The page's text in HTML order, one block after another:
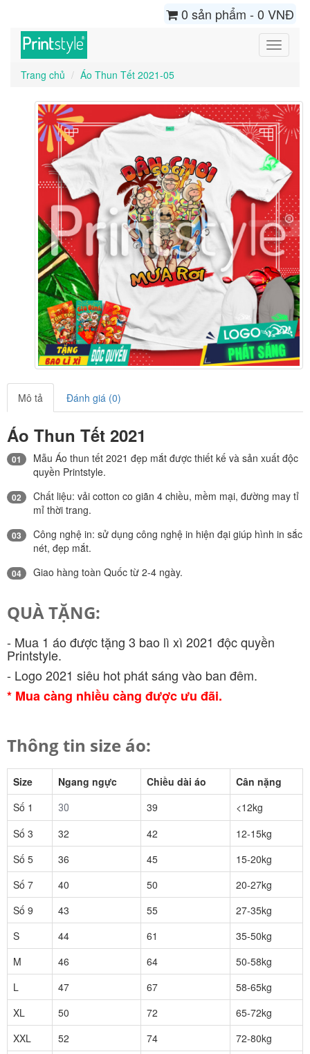
0 sản phẩm - 0 VNĐ
Toggle
Trang chủ
Áo Thun Tết 2021-05
Mô tả Đánh giá (0)
Áo Thun Tết 2021
01
Mẫu Áo thun tết 2021 đẹp mắt được thiết kế và sản xuất độc
quyền Printstyle.
02
Chất liệu: vải cotton co giãn 4 chiều, mềm mại, đường may tỉ
mỉ thời trang.
03
Công nghệ in: sử dụng công nghệ in hiện đại giúp hình in sắc
nét, đẹp mắt.
04 Giao hàng toàn Quốc từ 2-4 ngày.
QUÀ TẶNG:
- Mua 1 áo được tặng 3 bao lì xì 2021 độc quyền
Printstyle.
- Logo 2021 siêu hot phát sáng vào ban đêm.
* Mua càng nhiều càng được ưu đãi.
Thông tin size áo:
Size Ngang ngực Chiều dài áo
Cân nặng
Số 1
30 39
<12kg
Số 3
32 42
12-15kg
Số 5
36 45
15-20kg
Số 7
40 50
20-27kg
Số 9
43 55
27-35kg
S
44 61
35-50kg
M
46 64
50-58kg
L
47 67
58-65kg
XL
50 72
65-72kg
XXL
52 74
72-80kg